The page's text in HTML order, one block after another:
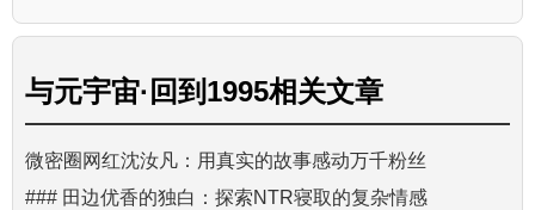
与元宇宙·回到1995相关文章
微密圈网红沈汝凡：用真实的故事感动万千粉丝
### 田边优香的独白：探索NTR寝取的复杂情感